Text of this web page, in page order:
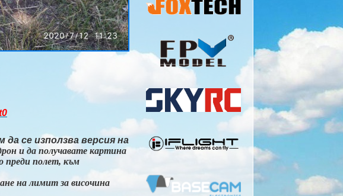
да се използва версия на
и да получавате картина
преди полет, към
на лимит за височина